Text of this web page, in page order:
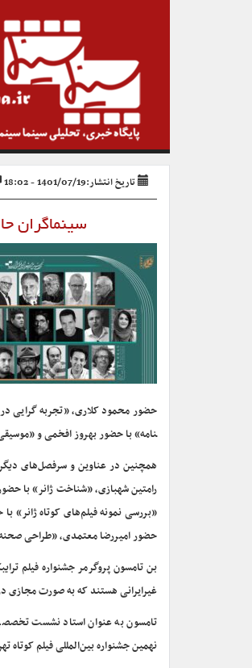
تاریخ انتشار:1401/07/19 - 18:02
سینماگران
نامه» با حضور بهروز افخمی و
رامتین شهبازی، «شناخت ژانر» با
«بررسی نمونه فیلم­‌های کوتاه
حضور امیررضا معتمدی، «طراحی
بن تامسون پروگرمر جشنواره فیلم
غیرایرانی هستند که به صورت مجازی درنشست‌های تخصصی «۳۹-۲۰» تجارب خود
تامسون به عنوان استاد نشست
نهمین جشنواره بین‌المللی فیلم کوتاه